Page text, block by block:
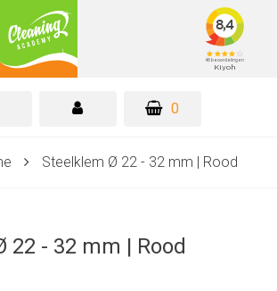
0
Steelklem Ø 22 - 32 mm | Rood
22 - 32 mm | Rood